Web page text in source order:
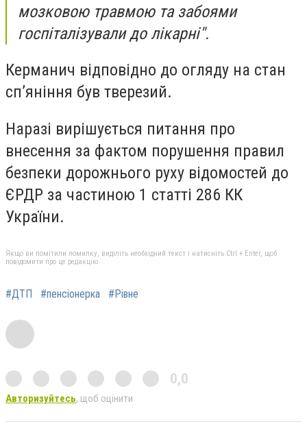
мозковою травмою та забоями
госпіталізували до лікарні".
Керманич відповідно до огляду на стан
сп’яніння був тверезий.
Наразі вирішується питання про
внесення за фактом порушення правил
безпеки дорожнього руху відомостей до
ЄРДР за частиною 1 статті 286 КК
України.
Якщо ви помітили помилку, виділіть необхідний текст і натисніть Ctrl + Enter, щоб
повідомити про це редакцію
#ДТП #пенсіонерка #Рівне
0,0
Авторизуйтесь, щоб оцінити